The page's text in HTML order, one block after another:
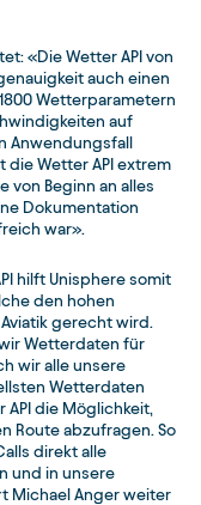
«Die Wetter API von
auch einen
Wetterparametern
auf
Anwendungsfall
Wetter API extrem
von Beginn an alles
Dokumentation
war».
hilft Unisphere somit
den hohen
gerecht wird.
Wetterdaten für
wir alle unsere
Wetterdaten
die Möglichkeit,
Route abzufragen. So
direkt alle
und in unsere
Michael Anger weiter